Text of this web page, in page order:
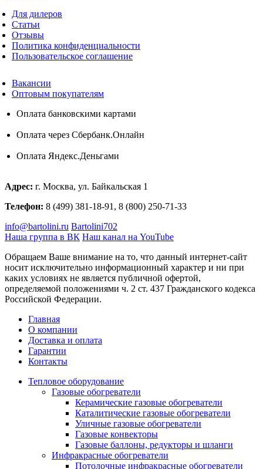
Для дилеров
Статьи
Отзывы
Политика конфиденциальности
Пользовательское соглашение
Вакансии
Оптовым покупателям
Оплата банковскими картами
Оплата через Сбербанк.Онлайн
Оплата Яндекс.Деньгами
Адрес: г. Москва, ул. Байкальская 1
Телефон: 8 (499) 381-18-91, 8 (800) 250-71-33
info@bartolini.ru Bartolini702
Наша группа в ВК Наш канал на YouTube
Обращаем Ваше внимание на то, что данный интернет-сайт
носит исключительно информационный характер и ни при
каких условиях не является публичной офертой,
определяемой положениями ч. 2 ст. 437 Гражданского кодекса
Российской Федерации.
Главная
О компании
Доставка и оплата
Гарантии
Контакты
Тепловое оборудование
Газовые обогреватели
Керамические газовые обогреватели
Каталитические газовые обогреватели
Уличные газовые обогреватели
Газовые конвекторы
Газовые баллоны, редукторы и шланги
Инфракрасные обогреватели
Потолочные инфракрасные обогреватели